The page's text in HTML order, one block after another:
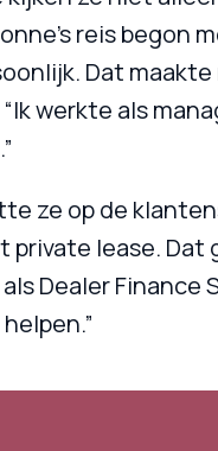
reis
Dat
werkte als
ze op de
lease. Dat
Dealer Finance